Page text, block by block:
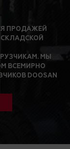
ПРОДАЖЕЙ
МЫ
ВСЕМИРНО
DOOSAN